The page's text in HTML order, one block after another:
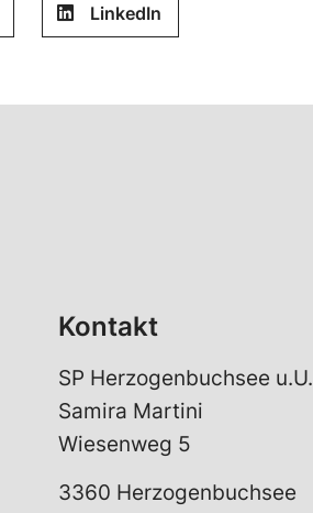
LinkedIn
Kontakt
SP Herzogenbuchsee u.U.
Samira Martini
Wiesenweg 5
3360 Herzogenbuchsee